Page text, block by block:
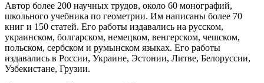
Автор более 200 научных трудов, около 60 монографий,
школьного учебника по геометрии. Им написаны более 70
книг и 150 статей. Его работы издавались на русском,
украинском, болгарском, немецком, венгерском, чешском,
польском, сербском и румынском языках. Его работы
издавались в России, Украине, Эстонии, Литве, Белоруссии,
Узбекистане, Грузии.